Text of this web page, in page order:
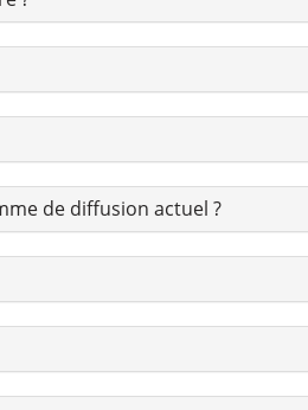
de diffusion actuel ?